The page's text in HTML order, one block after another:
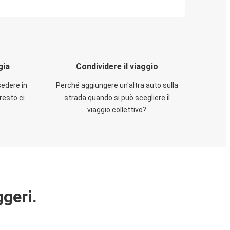
in
ci
Condividere il viaggio
Perché aggiungere un'altra auto sulla
strada quando si può scegliere il
viaggio collettivo?